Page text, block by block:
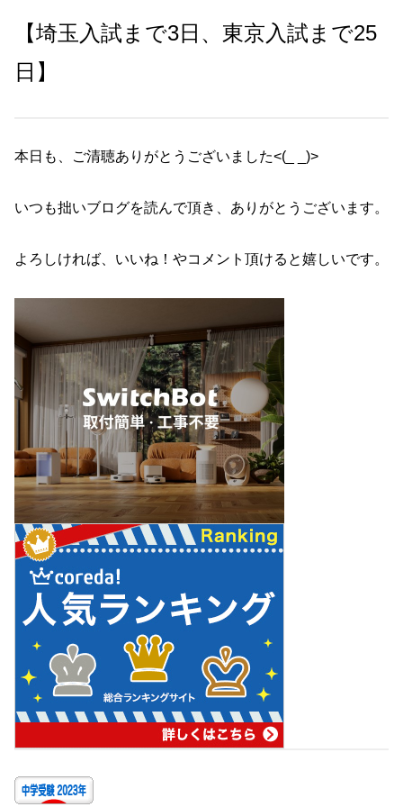
【埼玉入試まで3日、東京入試まで25
日】
本日も、ご清聴ありがとうございました<(_ _)>
いつも拙いブログを読んで頂き、ありがとうございます。
よろしければ、いいね！やコメント頂けると嬉しいです。